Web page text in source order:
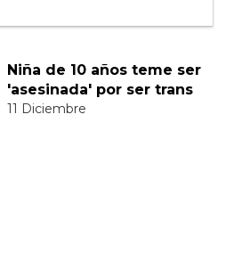
Niña de 10 años teme ser
'asesinada' por ser trans
11 Diciembre